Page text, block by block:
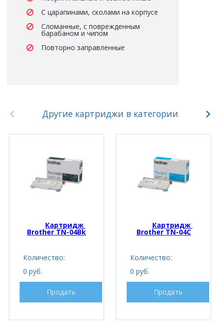
С царапинами, сколами на корпусе
Сломанные, с поврежденным
барабаном и чипом
Повторно заправленные
Другие картриджи в категории
Картридж
Brother TN-04Bk
Количество:
0 руб.
Продать
Картридж
Brother TN-04C
Количество:
0 руб.
Продать